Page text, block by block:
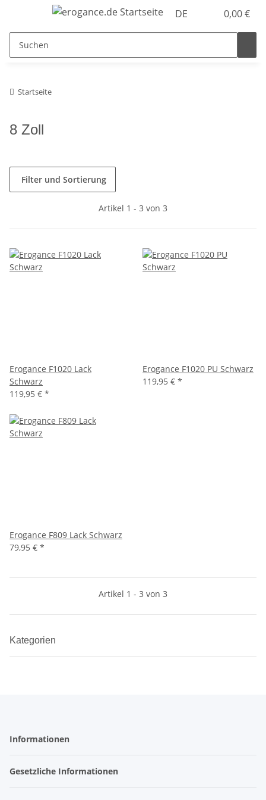
DE 0,00 €
Startseite
8 Zoll
Filter und Sortierung
Artikel 1 - 3 von 3
Erogance F1020 Lack
Schwarz
119,95 € *
Erogance F1020 PU Schwarz
119,95 € *
Erogance F809 Lack Schwarz
79,95 € *
Artikel 1 - 3 von 3
Kategorien
Informationen
Gesetzliche Informationen